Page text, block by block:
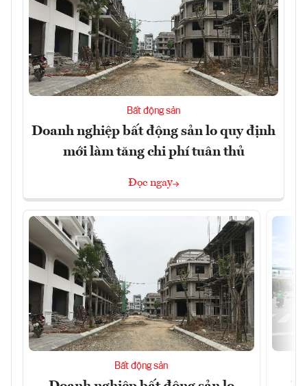
Bất động sản
Doanh nghiệp bất động sản lo quy định
mới làm tăng chi phí tuân thủ
Đọc ngay
Bất động sản